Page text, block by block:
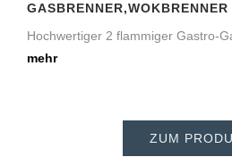
Hochwertiger 2 flammiger Gastro-
mehr
ZUM